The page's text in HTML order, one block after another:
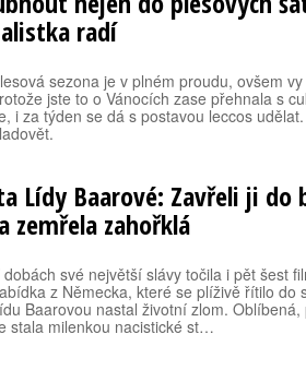
radí
sezona je v plném proudu, ovšem
jste to o Vánocích zase přehnala s
i za týden se dá s postavou leccos
Lídy Baarové: Zavřeli ji do
zemřela zahořklá
dobách své největší slávy točila i pět šest
z Německa, které se plíživě řítilo do
Baarovou nastal životní zlom.
stala milenkou nacistické st…